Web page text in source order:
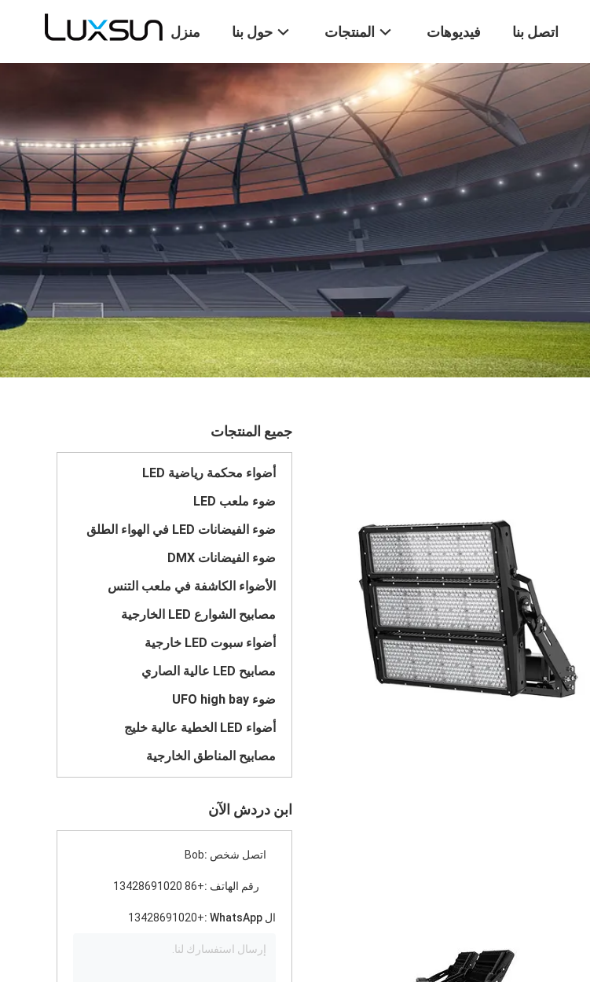
منزل حول بنا المنتجات فيديوهات اتصل بنا
جميع المنتجات
أضواء محكمة رياضية LED
ضوء ملعب LED
ضوء الفيضانات LED في الهواء الطلق
ضوء الفيضانات DMX
الأضواء الكاشفة في ملعب التنس
مصابيح الشوارع LED الخارجية
أضواء سبوت LED خارجية
مصابيح LED عالية الصاري
ضوء UFO high bay
أضواء LED الخطية عالية خليج
مصابيح المناطق الخارجية
ابن دردش الآن
اتصل شخص :Bob
رقم الهاتف :+86 13428691020
ال WhatsApp : +13428691020